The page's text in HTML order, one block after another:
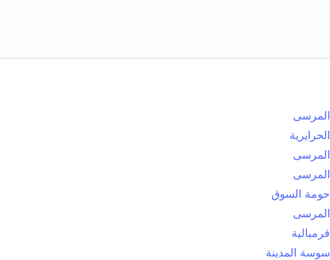
المرسى
الحرايرية
المرسى
المرسى
حومة السوق
المرسى
قرمبالية
سوسة المدينة